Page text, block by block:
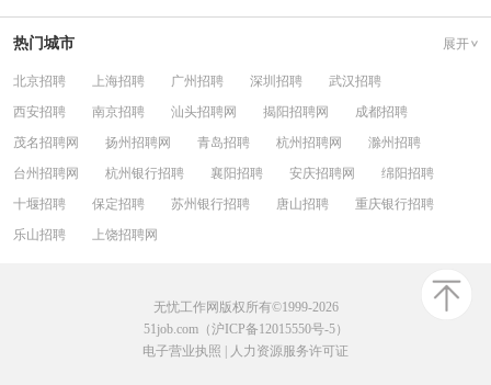
热门城市 展开
北京招聘 上海招聘 广州招聘 深圳招聘
武汉招聘
西安招聘
南京招聘 汕头招聘网 揭阳招聘网
成都招聘
茂名招聘网
扬州招聘网 青岛招聘 杭州招聘网
滁州招聘
台州招聘网
杭州银行招聘 襄阳招聘 安庆招聘网
绵阳招聘
十堰招聘
保定招聘 苏州银行招聘 唐山招聘
重庆银行招聘
乐山招聘
上饶招聘网
无忧工作网版权所有©1999-2026
51job.com（沪ICP备12015550号-5）
电子营业执照
人力资源服务许可证